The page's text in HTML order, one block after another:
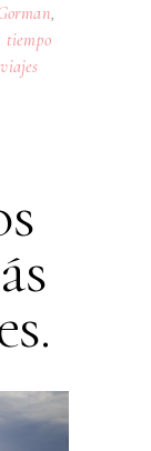
,
tiempo
,viajes